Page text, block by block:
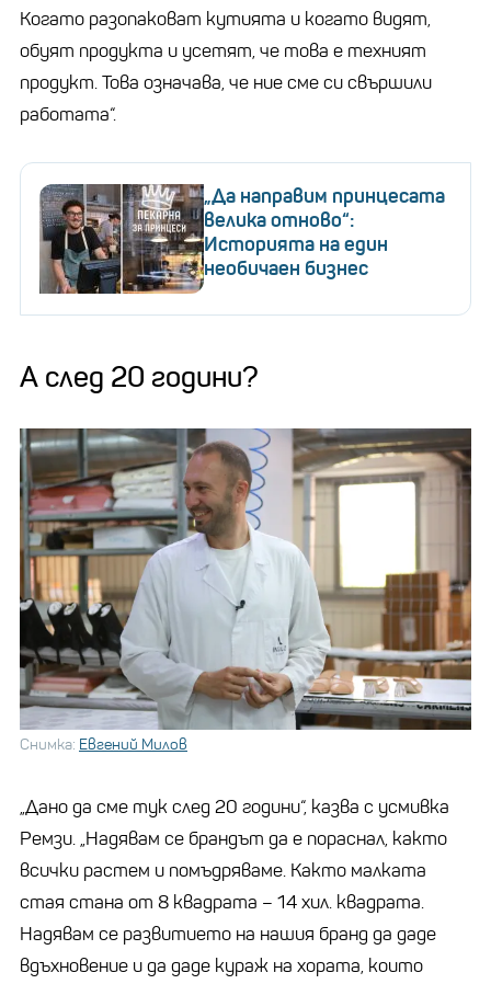
Когато разопаковат кутията и когато видят,
обуят продукта и усетят, че това е техният
продукт. Това означава, че ние сме си свършили
работата“.
„Да направим принцесата
велика отново“:
Историята на един
необичаен бизнес
А след 20 години?
Снимка: Евгений Милов
„Дано да сме тук след 20 години“, казва с усмивка
Ремзи. „Надявам се брандът да е пораснал, както
всички растем и помъдряваме. Както малката
стая стана от 8 квадрата – 14 хил. квадрата.
Надявам се развитието на нашия бранд да даде
вдъхновение и да даде кураж на хората, които